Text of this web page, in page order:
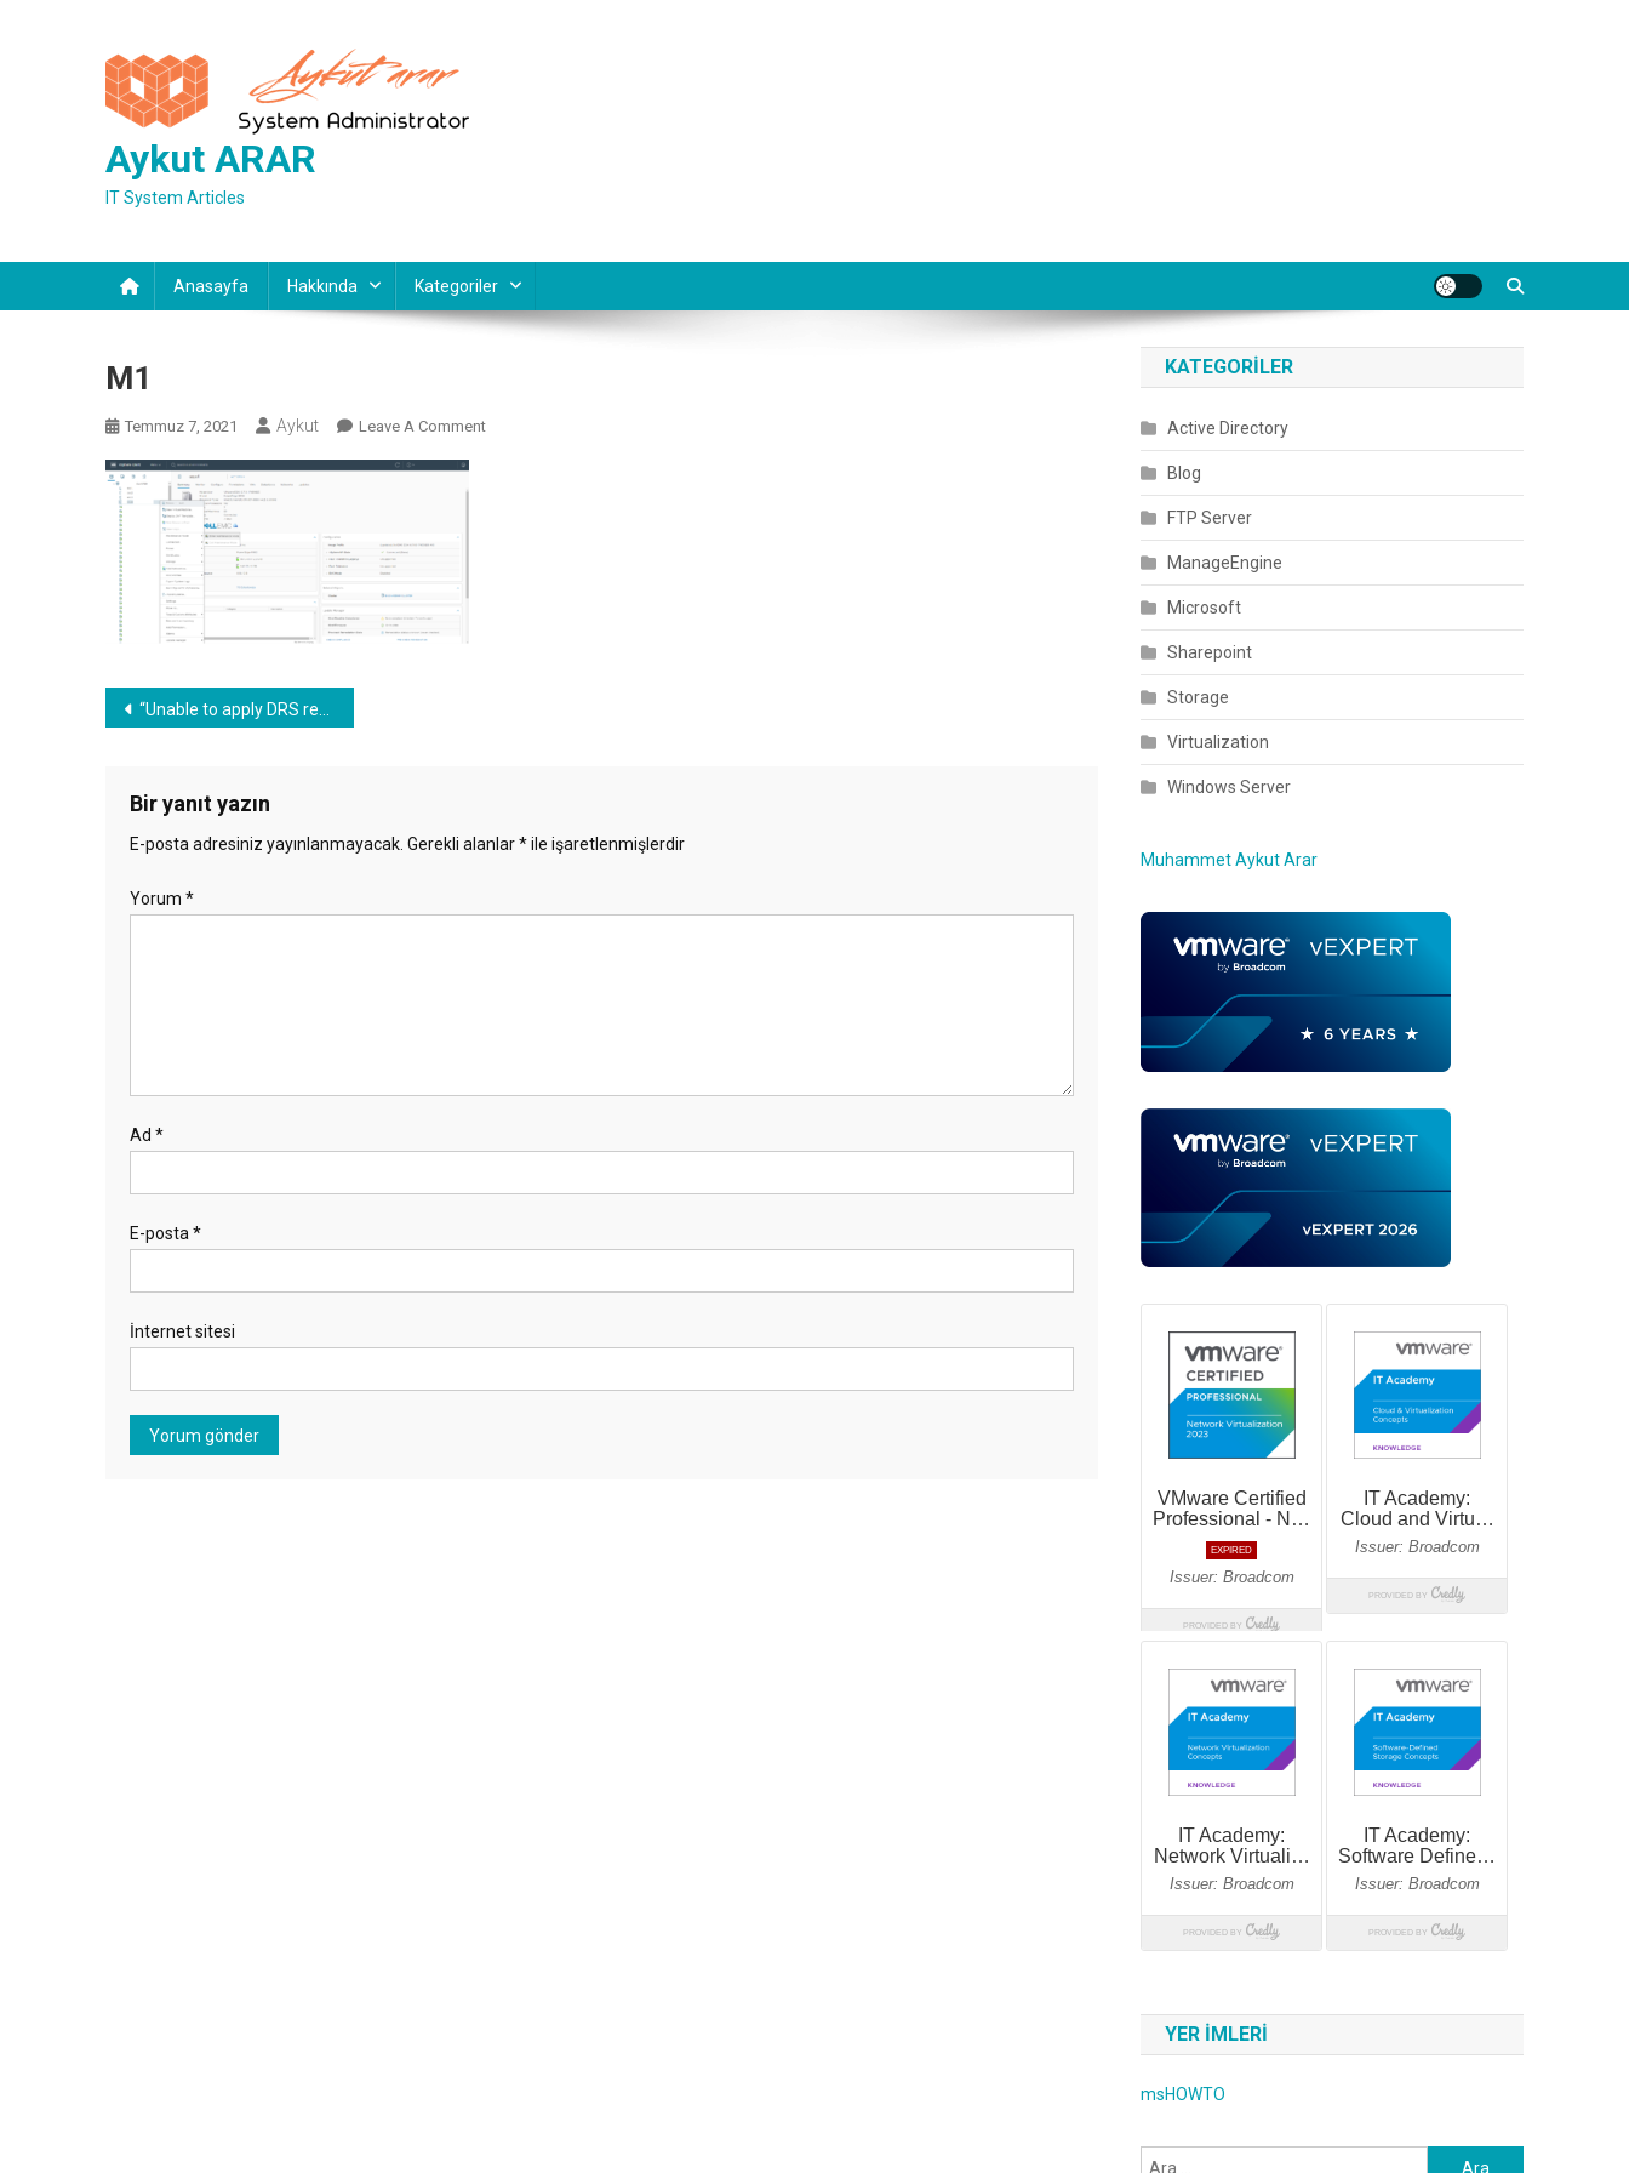
Aykut ARAR
IT System Articles
Anasayfa Hakkında Kategoriler
M1
Temmuz 7, 2021 Aykut Leave A CommentOn
Yazı
“Unable to apply DRS resource settings on host” error in vCenter Server
Bir yanıt yazın
E-posta adresiniz yayınlanmayacak. Gerekli alanlar*ile işaretlenmişlerdir
Yorum *
Ad *
E-posta *
İnternet sitesi
KATEGORILER
Active Directory
Blog
FTP Server
ManageEngine
Microsoft
Sharepoint
Storage
Virtualization
Windows Server
Muhammet Aykut Arar
YER IMLERI
msHOWTO
Arama: